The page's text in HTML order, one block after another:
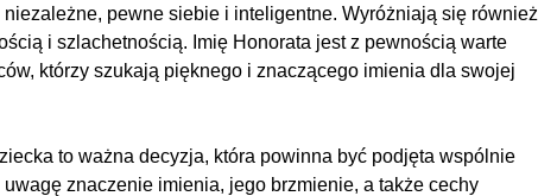
pewne siebie i inteligentne. Wyróżniają się również
i szlachetnością. Imię Honorata jest z pewnością warte
którzy szukają pięknego i znaczącego imienia dla swojej
to ważna decyzja, która powinna być podjęta wspólnie
znaczenie imienia, jego brzmienie, a także cechy